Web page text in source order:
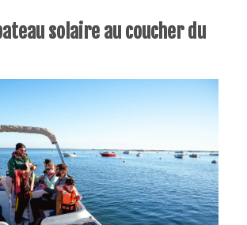
solaire au coucher du